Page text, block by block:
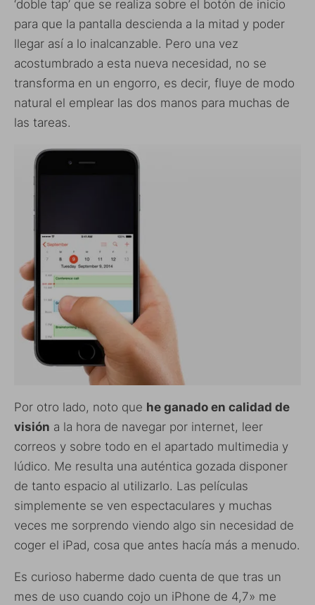
‘doble tap’ que se realiza sobre el botón de inicio
para que la pantalla descienda a la mitad y poder
llegar así a lo inalcanzable. Pero una vez
acostumbrado a esta nueva necesidad, no se
transforma en un engorro, es decir, fluye de modo
natural el emplear las dos manos para muchas de
las tareas.
Por otro lado, noto que he ganado en calidad de
visión a la hora de navegar por internet, leer
correos y sobre todo en el apartado multimedia y
lúdico. Me resulta una auténtica gozada disponer
de tanto espacio al utilizarlo. Las películas
simplemente se ven espectaculares y muchas
veces me sorprendo viendo algo sin necesidad de
coger el iPad, cosa que antes hacía más a menudo.
Es curioso haberme dado cuenta de que tras un
mes de uso cuando cojo un iPhone de 4,7» me